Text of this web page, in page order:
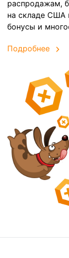
распродажам,
на складе США
бонусы и
Подробнее